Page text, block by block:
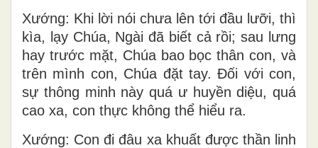
Xướng: Khi lời nói chưa lên tới đầu lưỡi, thì
kìa, lạy Chúa, Ngài đã biết cả rồi; sau lưng
hay trước mặt, Chúa bao bọc thân con, và
trên mình con, Chúa đặt tay. Ðối với con,
sự thông minh này quá ư huyền diệu, quá
cao xa, con thực không thể hiểu ra.
Xướng: Con đi đâu xa khuất được thần linh